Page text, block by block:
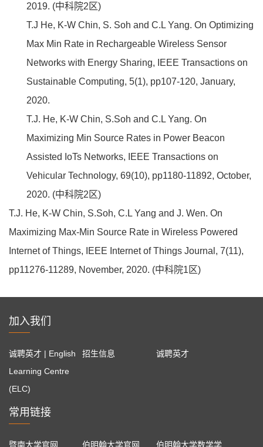
2019. (中科院2区)
T.J He, K-W Chin, S. Soh and C.L Yang. On Optimizing
Max Min Rate in Rechargeable Wireless Sensor
Networks with Energy Sharing, IEEE Transactions on
Sustainable Computing, 5(1), pp107-120, January,
2020.
T.J. He, K-W Chin, S.Soh and C.L Yang. On
Maximizing Min Source Rates in Power Beacon
Assisted IoTs Networks, IEEE Transactions on
Vehicular Technology, 69(10), pp1180-11892, October,
2020. (中科院2区)
T.J. He, K-W Chin, S.Soh, C.L Yang and J. Wen. On
Maximizing Max-Min Source Rate in Wireless Powered
Internet of Things, IEEE Internet of Things Journal, 7(11),
pp11276-11289, November, 2020. (中科院1区)
加入我们
诚聘英才 | English
Learning Centre
(ELC)
招生信息 诚聘英才
常用链接
暨南大学官网 伯明翰大学官网 伯明翰大学数学学